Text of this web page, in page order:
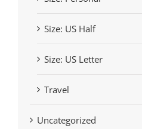
Size: US Half
Size: US Letter
Travel
Uncategorized